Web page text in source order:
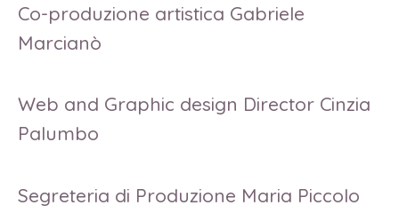
Co-produzione artistica Gabriele
Marcianò
Web and Graphic design Director Cinzia
Palumbo
Segreteria di Produzione Maria Piccolo